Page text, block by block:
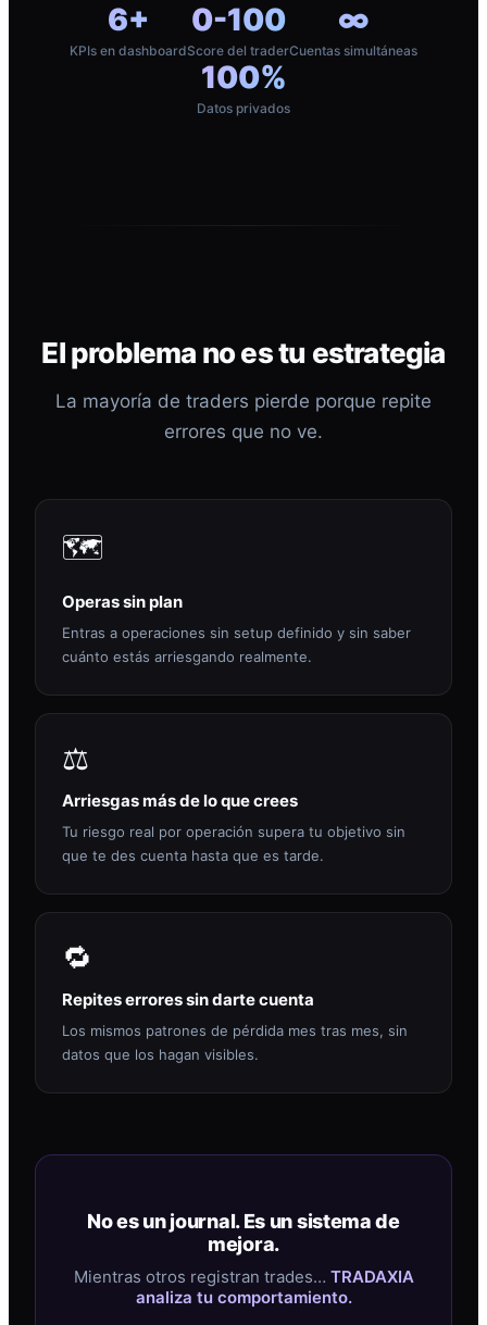
6+
KPIs en dashboard
0-100
Score del trader
∞
Cuentas simultáneas
100%
Datos privados
El problema no es tu estrategia
La mayoría de traders pierde porque repite
errores que no ve.
🗺️
Operas sin plan
Entras a operaciones sin setup definido y sin saber
cuánto estás arriesgando realmente.
⚖️
Arriesgas más de lo que crees
Tu riesgo real por operación supera tu objetivo sin
que te des cuenta hasta que es tarde.
🔁
Repites errores sin darte cuenta
Los mismos patrones de pérdida mes tras mes, sin
datos que los hagan visibles.
No es un journal. Es un sistema de
mejora.
Mientras otros registran trades… TRADAXIA
analiza tu comportamiento.